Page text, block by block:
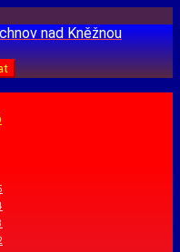
nad Kněžnou